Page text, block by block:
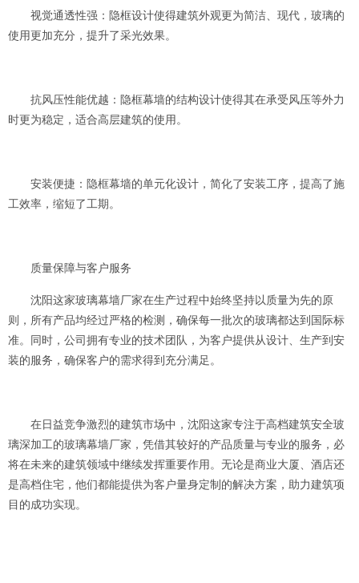
视觉通透性强：隐框设计使得建筑外观更为简洁、现代，玻璃的
使用更加充分，提升了采光效果。
抗风压性能优越：隐框幕墙的结构设计使得其在承受风压等外力
时更为稳定，适合高层建筑的使用。
安装便捷：隐框幕墙的单元化设计，简化了安装工序，提高了施
工效率，缩短了工期。
质量保障与客户服务
沈阳这家玻璃幕墙厂家在生产过程中始终坚持以质量为先的原
则，所有产品均经过严格的检测，确保每一批次的玻璃都达到国际标
准。同时，公司拥有专业的技术团队，为客户提供从设计、生产到安
装的服务，确保客户的需求得到充分满足。
在日益竞争激烈的建筑市场中，沈阳这家专注于高档建筑安全玻
璃深加工的玻璃幕墙厂家，凭借其较好的产品质量与专业的服务，必
将在未来的建筑领域中继续发挥重要作用。无论是商业大厦、酒店还
是高档住宅，他们都能提供为客户量身定制的解决方案，助力建筑项
目的成功实现。